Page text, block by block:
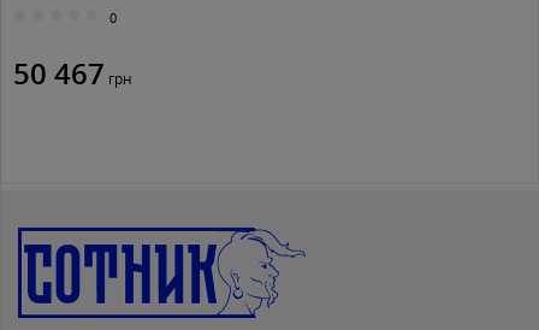
0
50 467 грн